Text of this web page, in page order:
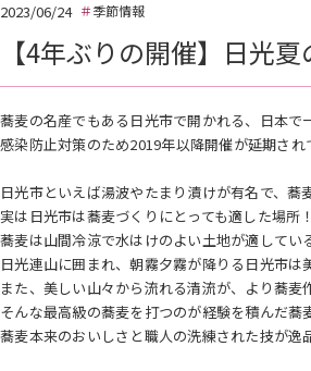
2023/06/24 季節情報
【4年ぶりの開催】日光
蕎麦の名産でもある日光市で開かれる、日本
感染防止対策のため2019年以降開催が延期さ
日光市といえば湯波やたまり漬けが有名で、
実は日光市は蕎麦づくりにとっても適した場所！
蕎麦は山間冷涼で水はけのよい土地が適して
日光連山に囲まれ、朝霧夕霧が降りる日光市
また、美しい山々から流れる清流が、より蕎
そんな最高級の蕎麦を打つのが経験を積んだ蕎
蕎麦本来のおいしさと職人の洗練された技が